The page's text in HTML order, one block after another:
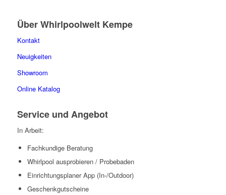
Über Whirlpoolwelt Kempe
Kontakt
Neuigkeiten
Showroom
Online Katalog
Service und Angebot
In Arbeit:
Fachkundige Beratung
Whirlpool ausprobieren / Probebaden
Einrichtungsplaner App (In-/Outdoor)
Geschenkgutscheine